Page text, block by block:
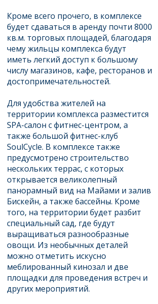
Кроме всего прочего, в комплексе
будет сдаваться в аренду почти 8000
кв.м. торговых площадей, благодаря
чему жильцы комплекса будут
иметь легкий доступ к большому
числу магазинов, кафе, ресторанов и
достопримечательностей.
Для удобства жителей на
территории комплекса разместится
SPA-салон с фитнес-центром, а
также большой фитнес-клуб
SoulCycle. В комплексе также
предусмотрено строительство
нескольких террас, с которых
открывается великолепный
панорамный вид на Майами и залив
Бискейн, а также бассейны. Кроме
того, на территории будет разбит
специальный сад, где будут
выращиваться разнообразные
овощи. Из необычных деталей
можно отметить искусно
меблированный кинозал и две
площадки для проведения встреч и
других мероприятий.